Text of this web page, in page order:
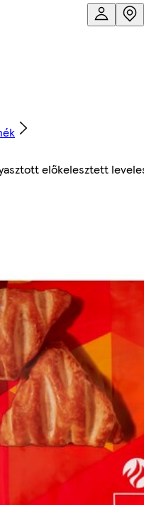
előkelesztett